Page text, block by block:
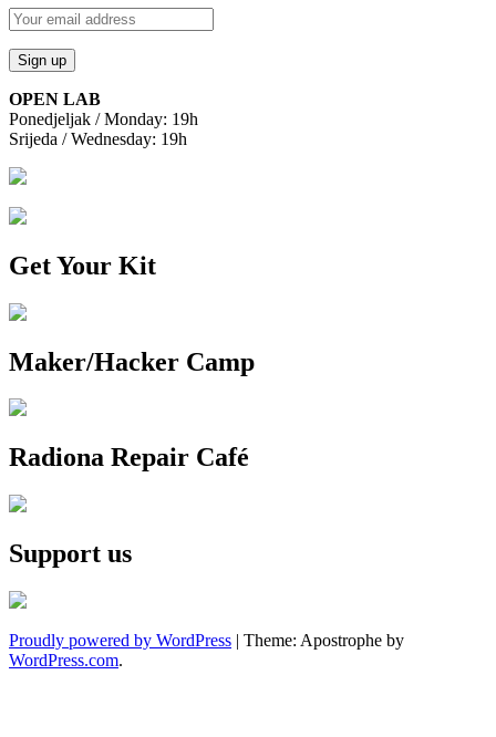
OPEN LAB
Ponedjeljak / Monday: 19h
Srijeda / Wednesday: 19h
Get Your Kit
Maker/Hacker Camp
Radiona Repair Café
Support us
Proudly powered by WordPress | Theme: Apostrophe by
WordPress.com.